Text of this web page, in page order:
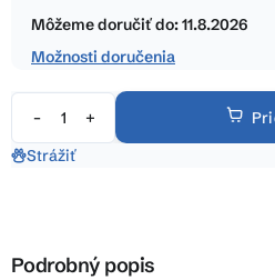
cena:
Môžeme doručiť do:11.8.2026
Možnosti doručenia
Strážiť
Podrobný popis